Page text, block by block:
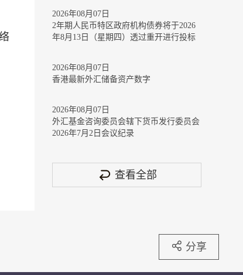
2026年08月07日
2年期人民币特区政府机构债券将于2026
年8月13日（星期四）透过重开进行投标
2026年08月07日
香港最新外汇储备资产数字
2026年08月07日
外汇基金咨询委员会辖下货币发行委员会
2026年7月2日会议纪录
查看全部
分享